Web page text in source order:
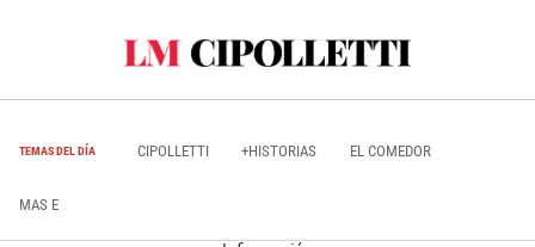
TEMAS DEL DÍA CIPOLLETTI +HISTORIAS EL COMEDOR
MAS E